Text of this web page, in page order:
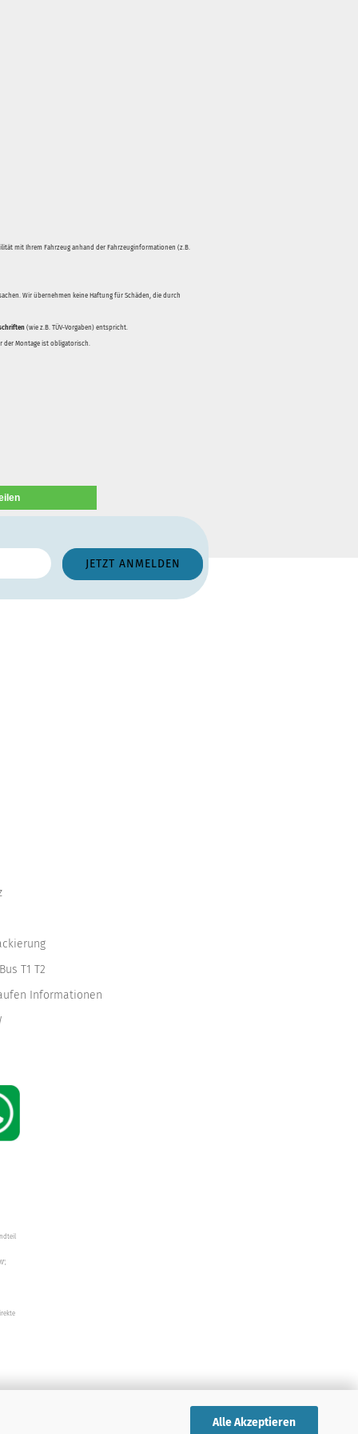
Alle Akzeptieren
mit Ihrem Fahrzeug anhand der Fahrzeuginformationen (z.B.
Wir übernehmen keine Haftung für Schäden, die durch
(wie z.B. TÜV-Vorgaben) entspricht.
der Montage ist obligatorisch.
T1 T2
Informationen